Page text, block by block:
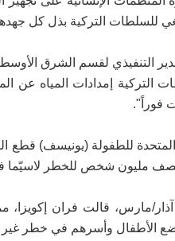
التنفيذي لقسم الشرق
إمدادات المياه عن
فوراً".
للطفولة (يونيسف) قطع
مليون شخص للخطر لاسيّما
وفي بيان صدر في 23 آذار/مارس، قالت
الأطفال وأسرهم في خطر